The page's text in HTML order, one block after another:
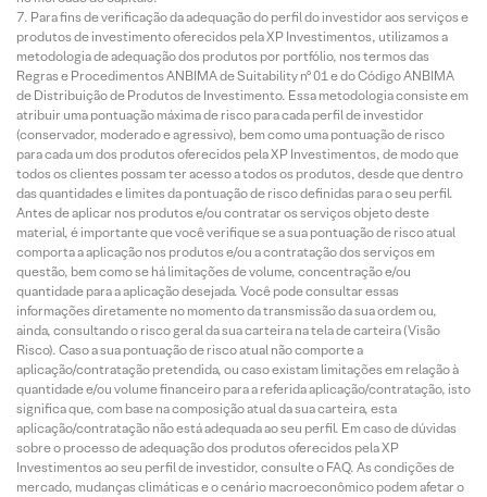
Para fins de verificação da adequação do perfil do investidor aos serviços e
produtos de investimento oferecidos pela XP Investimentos, utilizamos a
metodologia de adequação dos produtos por portfólio, nos termos das
Regras e Procedimentos ANBIMA de Suitability nº 01 e do Código ANBIMA
de Distribuição de Produtos de Investimento. Essa metodologia consiste em
atribuir uma pontuação máxima de risco para cada perfil de investidor
(conservador, moderado e agressivo), bem como uma pontuação de risco
para cada um dos produtos oferecidos pela XP Investimentos, de modo que
todos os clientes possam ter acesso a todos os produtos, desde que dentro
das quantidades e limites da pontuação de risco definidas para o seu perfil.
Antes de aplicar nos produtos e/ou contratar os serviços objeto deste
material, é importante que você verifique se a sua pontuação de risco atual
comporta a aplicação nos produtos e/ou a contratação dos serviços em
questão, bem como se há limitações de volume, concentração e/ou
quantidade para a aplicação desejada. Você pode consultar essas
informações diretamente no momento da transmissão da sua ordem ou,
ainda, consultando o risco geral da sua carteira na tela de carteira (Visão
Risco). Caso a sua pontuação de risco atual não comporte a
aplicação/contratação pretendida, ou caso existam limitações em relação à
quantidade e/ou volume financeiro para a referida aplicação/contratação, isto
significa que, com base na composição atual da sua carteira, esta
aplicação/contratação não está adequada ao seu perfil. Em caso de dúvidas
sobre o processo de adequação dos produtos oferecidos pela XP
Investimentos ao seu perfil de investidor, consulte o FAQ. As condições de
mercado, mudanças climáticas e o cenário macroeconômico podem afetar o